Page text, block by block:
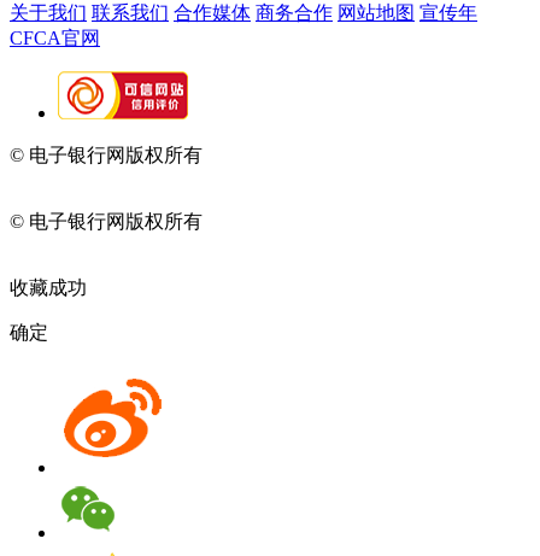
关于我们 联系我们 合作媒体 商务合作 网站地图 宣传年
CFCA官网
© 电子银行网版权所有
© 电子银行网版权所有
收藏成功
确定